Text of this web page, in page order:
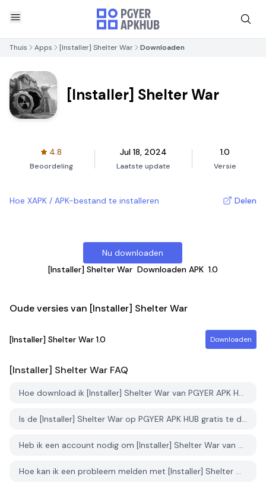
Thuis Apps [Installer] Shelter War Downloaden
[Installer] Shelter War
4.8
Beoordeling
Jul 18, 2024
Laatste update
1.0
Versie
Hoe XAPK / APK-bestand te installeren Delen
Nu downloaden
[Installer] Shelter War Downloaden APK 1.0
Oude versies van [Installer] Shelter War
[Installer] Shelter War 1.0 Downloaden
[Installer] Shelter War FAQ
Hoe download ik [Installer] Shelter War van PGYER APK HUB?
Is de [Installer] Shelter War op PGYER APK HUB gratis te downloaden?
Heb ik een account nodig om [Installer] Shelter War van PGYER APK HUB te downloaden?
Hoe kan ik een probleem melden met [Installer] Shelter War op PGYER APK HUB?